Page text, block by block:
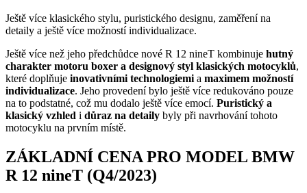
Ještě více klasického stylu, puristického designu, zaměření na
detaily a ještě více možností individualizace.
Ještě více než jeho předchůdce nové R 12 nineT kombinuje hutný
charakter motoru boxer a designový styl klasických motocyklů,
které doplňuje inovativními technologiemi a maximem možností
individualizace. Jeho provedení bylo ještě více redukováno pouze
na to podstatné, což mu dodalo ještě více emocí. Puristický a
klasický vzhled i důraz na detaily byly při navrhování tohoto
motocyklu na prvním místě.
ZÁKLADNÍ CENA PRO MODEL BMW
R 12 nineT (Q4/2023)